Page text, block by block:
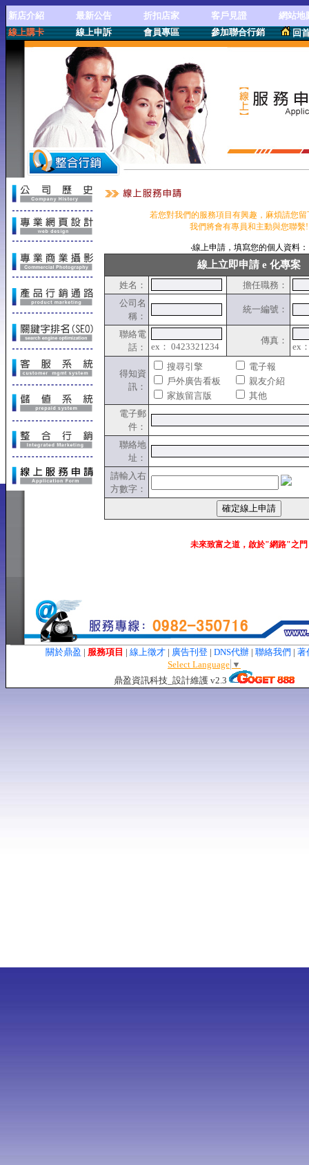
新店介紹 最新公告 折扣店家 客戶見證
網站地
線上購卡
線上申訴 會員專區 參加聯合行銷 回
若您對我們的服務項目有興趣，麻煩請您
我們將會有專員和主動與您聯繫!
‧線上申請，填寫您的個人資料：
線上立即申請 e 化專案
姓名：
擔任職務：
公司名
稱：
統一編號：
聯絡電
話：
ex： 0423321234
傳真：
ex
得知資
訊：
搜尋引擎
電子報
戶外廣告看板
親友介紹
家族留言版
其他
電子郵
件：
聯絡地
址：
請輸入右
方數字：
未來致富之道，啟於"網路"之門
關於鼎盈 | 服務項目 | 線上徵才| 廣告刊登| DNS代辦| 聯絡我們 |
Select Language ▼
鼎盈資訊科技_設計維護 v2.3